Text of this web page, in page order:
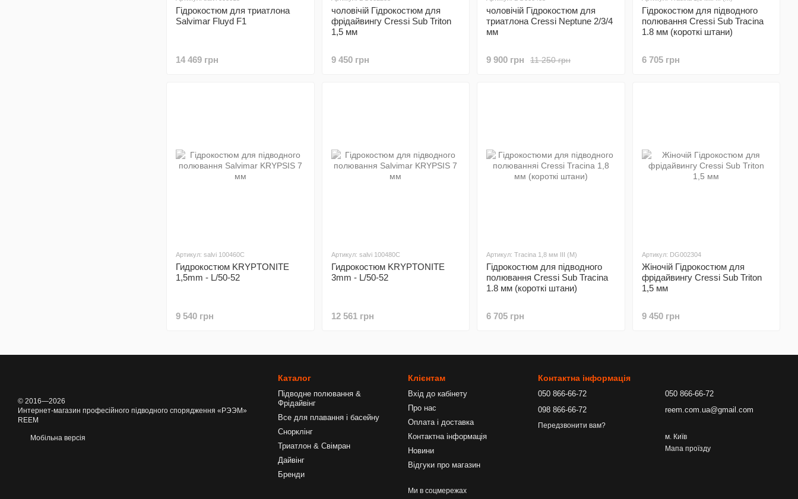
Гідрокостюм для триатлона
Salvimar Fluyd F1
14 469 грн
чоловічій Гідрокостюм для
фрідайвингу Cressi Sub Triton
1,5 мм
9 450 грн
чоловічій Гідрокостюм для
триатлона Cressi Neptune 2/3/4
мм
11 250 грн
9 900 грн
Гідрокостюм для підводного
полювання Cressi Sub Tracina
1.8 мм (короткі штани)
6 705 грн
Артикул: salvi 100460C
Гидрокостюм KRYPTONITE
1,5mm - L/50-52
9 540 грн
Артикул: salvi 100480C
Гидрокостюм KRYPTONITE
3mm - L/50-52
12 561 грн
Артикул: Tracina 1,8 мм III (M)
Гідрокостюм для підводного
полювання Cressi Sub Tracina
1.8 мм (короткі штани)
6 705 грн
Артикул: DG002304
Жіночій Гідрокостюм для
фрідайвингу Cressi Sub Triton
1,5 мм
9 450 грн
© 2016—2026
Интернет-магазин професійного підводного спорядження «РЭЭМ»
REEM
Мобільна версія
Каталог
Підводне полювання &
Фрідайвінг
Все для плавання і басейну
Снорклінг
Триатлон & Свімран
Дайвінг
Бренди
Клієнтам
Вхід до кабінету
Про нас
Оплата і доставка
Контактна інформація
Новини
Відгуки про магазин
Ми в соцмережах
Контактна інформація
050 866-66-72
098 866-66-72
Передзвонити вам?
050 866-66-72
reem.com.ua@gmail.com
м. Київ
Мапа проїзду